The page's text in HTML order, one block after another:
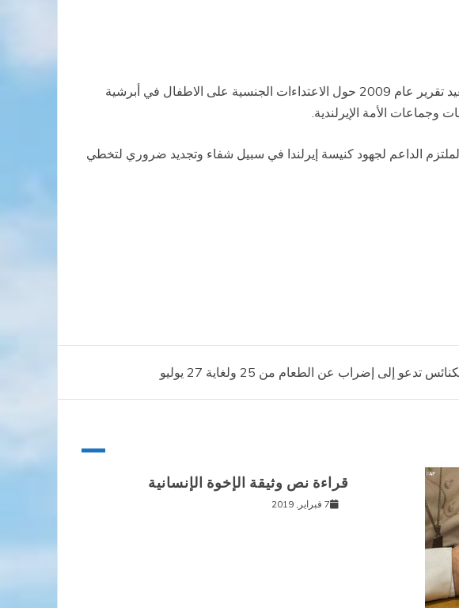
بالمقابل، ذكّر الأب لومباردي بمبادرات البابا بندكتس السادس عشر العملية، مشيرًا إلى خطابه الجريء بعيد تقرير عام 2009 حول الاعتداءات الجنسية على الاطفال في أبرشية
الداعم لجهود كنيسة إيرلندا في سبيل شفاء وتجديد ضروري لتخطي
تدعو إلى إضراب عن الطعام من 25 ولغاية 27 يوليو
قراءة نص وثيقة الإخوة الإنسانية
7 فبراير, 2019